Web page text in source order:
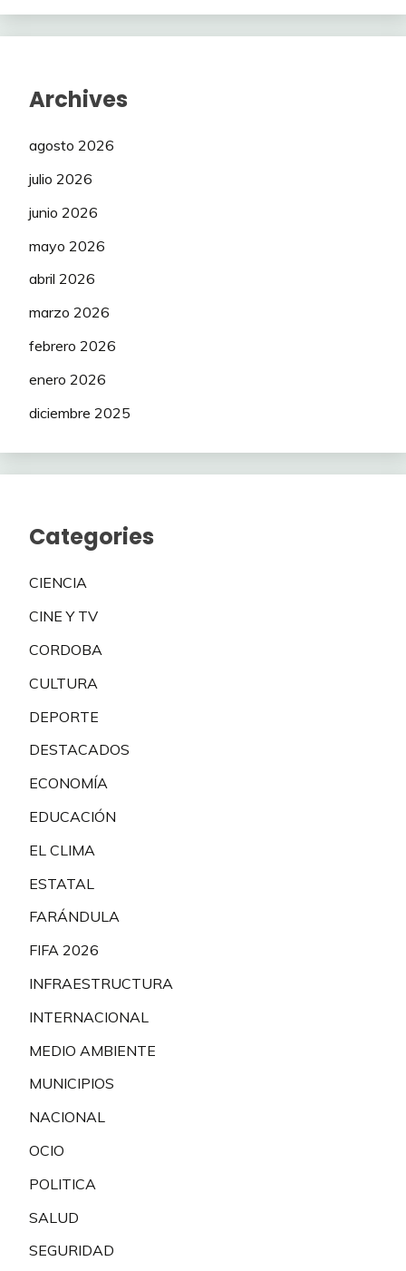
Archives
agosto 2026
julio 2026
junio 2026
mayo 2026
abril 2026
marzo 2026
febrero 2026
enero 2026
diciembre 2025
Categories
CIENCIA
CINE Y TV
CORDOBA
CULTURA
DEPORTE
DESTACADOS
ECONOMÍA
EDUCACIÓN
EL CLIMA
ESTATAL
FARÁNDULA
FIFA 2026
INFRAESTRUCTURA
INTERNACIONAL
MEDIO AMBIENTE
MUNICIPIOS
NACIONAL
OCIO
POLITICA
SALUD
SEGURIDAD